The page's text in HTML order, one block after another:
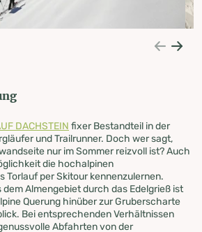
DACHSTEIN fixer Bestandteil in der
und Trailrunner. Doch wer sagt,
nur im Sommer reizvoll ist? Auch
die hochalpinen
Torlauf per Skitour kennenzulernen.
Almengebiet durch das Edelgrieß ist
Querung hinüber zur Gruberscharte
Bei entsprechenden Verhältnissen
Abfahrten von der